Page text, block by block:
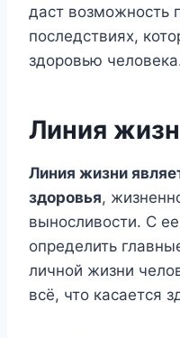
даст возможность
последствиях,
здоровью
Линия
Линия жизни
здоровья,
выносливости. С
определить
личной жизни
всё, что касается